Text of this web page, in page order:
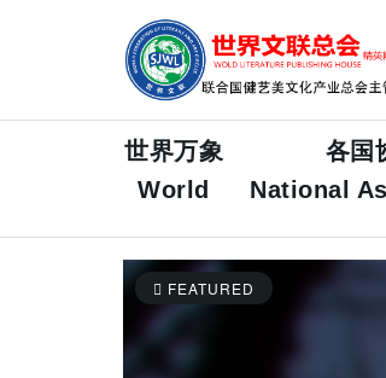
世界万象
World
各国
National
FEATURED